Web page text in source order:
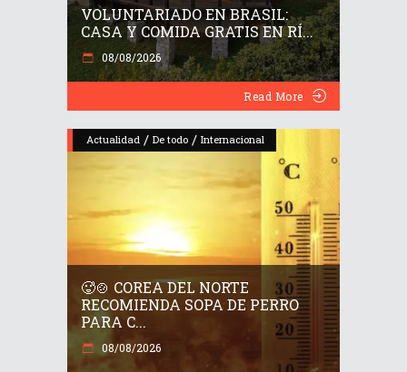
VOLUNTARIADO EN BRASIL:
CASA Y COMIDA GRATIS EN RÍ...
08/08/2026
Read More
Actualidad / De todo / Internacional
🥵🍲 COREA DEL NORTE
RECOMIENDA SOPA DE PERRO
PARA C...
08/08/2026